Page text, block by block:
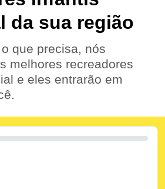
da sua região
que precisa, nós
melhores recreadores
e eles entrarão em